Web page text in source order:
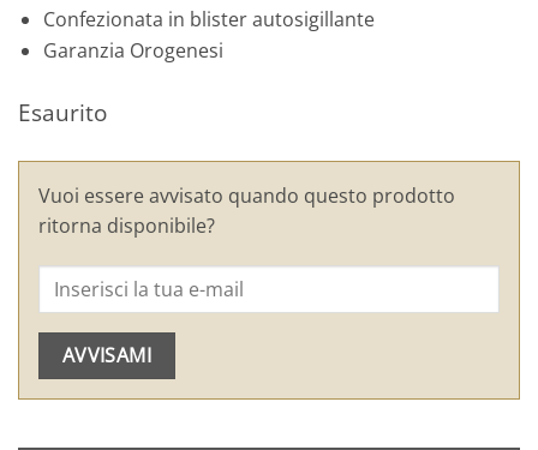
Confezionata in blister autosigillante
Garanzia Orogenesi
Esaurito
Vuoi essere avvisato quando questo prodotto
ritorna disponibile?
AVVISAMI